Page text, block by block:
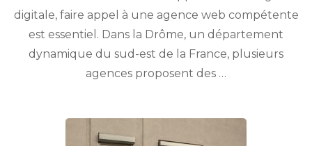
Drôme
?
digitale, faire appel à une agence web compétente
est essentiel. Dans la Drôme, un département
dynamique du sud-est de la France, plusieurs
agences proposent des …